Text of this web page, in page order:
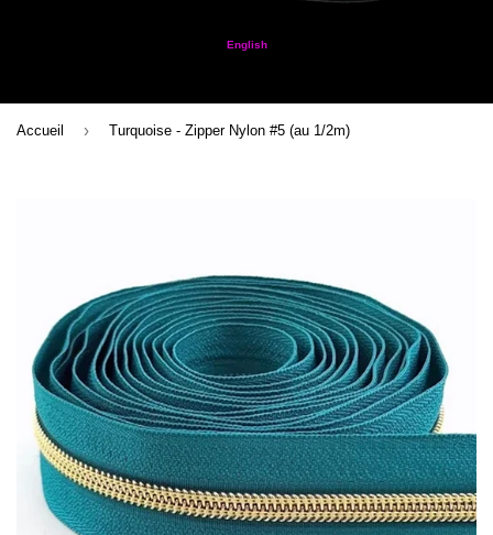
English
Accueil › Turquoise - Zipper Nylon #5 (au 1/2m)